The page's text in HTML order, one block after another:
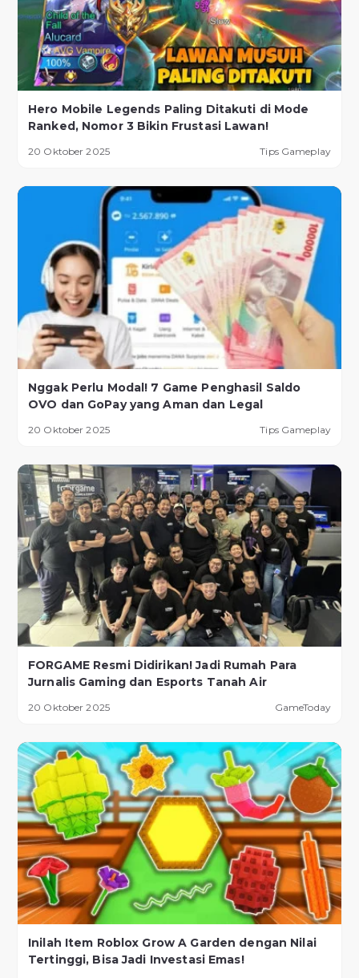
Hero Mobile Legends Paling Ditakuti di Mode
Ranked, Nomor 3 Bikin Frustasi Lawan!
20 Oktober 2025 Tips Gameplay
Nggak Perlu Modal! 7 Game Penghasil Saldo
OVO dan GoPay yang Aman dan Legal
20 Oktober 2025 Tips Gameplay
FORGAME Resmi Didirikan! Jadi Rumah Para
Jurnalis Gaming dan Esports Tanah Air
20 Oktober 2025 GameToday
Inilah Item Roblox Grow A Garden dengan Nilai
Tertinggi, Bisa Jadi Investasi Emas!